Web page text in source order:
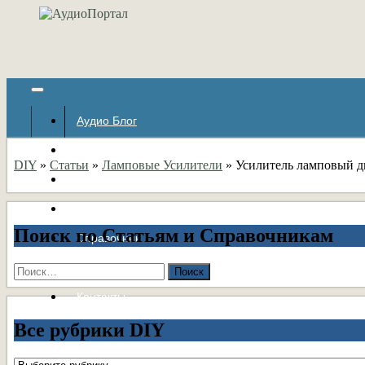
Аудио Блог
Справочник
Форумы
Контакты
DIY » Статьи » Ламповые Усилители » Усилитель ламповый
Поиск по Статьям и Справочникам
Найти:
Все рубрики DIY